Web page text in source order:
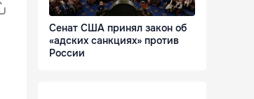
Сенат США принял закон об
«адских санкциях» против
России